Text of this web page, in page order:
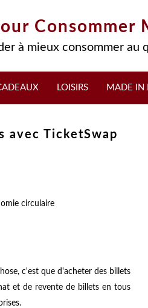
Consommer
à mieux consommer au
LOISIRS MADE IN
avec TicketSwap
circulaire
c'est que d'acheter des billets
et de revente de billets en tous